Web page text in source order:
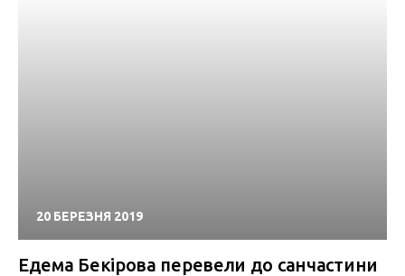
20 БЕРЕЗНЯ 2019
Едема Бекірова перевели до санчастини